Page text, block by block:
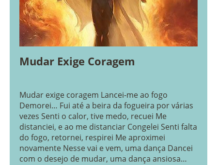
Mudar Exige Coragem
Mudar exige coragem Lancei-me ao fogo
Demorei… Fui até a beira da fogueira por várias
vezes Senti o calor, tive medo, recuei Me
distanciei, e ao me distanciar Congelei Senti falta
do fogo, retornei, respirei Me aproximei
novamente Nesse vai e vem, uma dança Dancei
com o desejo de mudar, uma dança ansiosa